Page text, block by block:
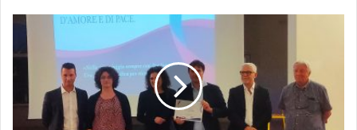
Grande
Mela"
Villa
Bartolomea,
al
centro
polifunzionale
è
stata